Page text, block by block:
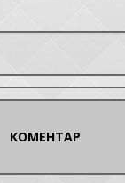
КОМЕНТАР